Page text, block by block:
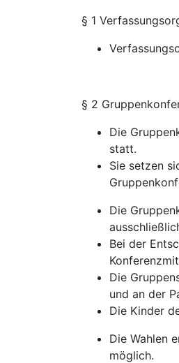
§ 1
§ 2
Die
statt.
Sie setzen
Die
Bei der
Die
und an der
Die Kinder
Die Wahlen
möglich.